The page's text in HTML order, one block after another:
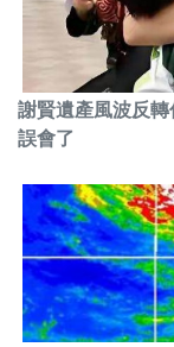
謝賢遺產風波反
誤會了